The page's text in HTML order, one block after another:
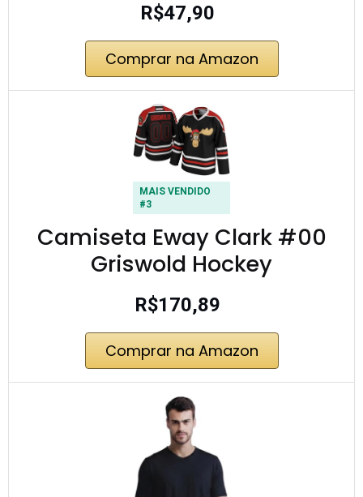
R$47,90
Comprar na Amazon
MAIS VENDIDO
#3
Camiseta Eway Clark #00
Griswold Hockey
R$170,89
Comprar na Amazon